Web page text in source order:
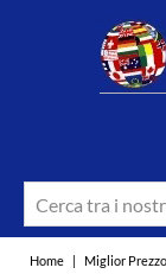
Home | Miglior Prezzo